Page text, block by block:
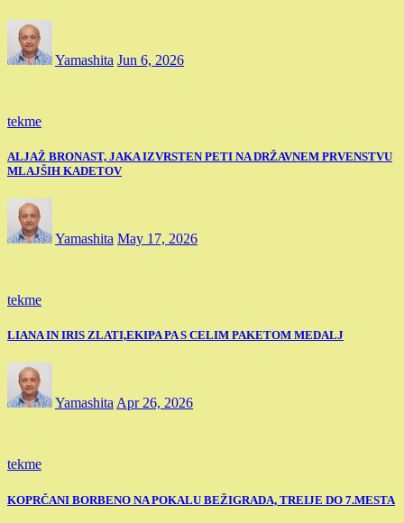
Yamashita Jun 6, 2026
tekme
ALJAŽ BRONAST, JAKA IZVRSTEN PETI NA DRŽAVNEM PRVENSTVU
MLAJŠIH KADETOV
Yamashita May 17, 2026
tekme
LIANA IN IRIS ZLATI,EKIPA PA S CELIM PAKETOM MEDALJ
Yamashita Apr 26, 2026
tekme
KOPRČANI BORBENO NA POKALU BEŽIGRADA, TREIJE DO 7.MESTA